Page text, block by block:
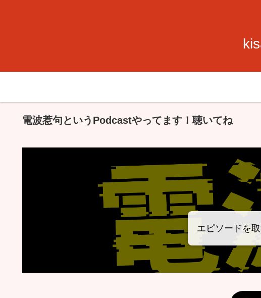
電波惹句というPodcastやってます！聴いてね
エピソードを